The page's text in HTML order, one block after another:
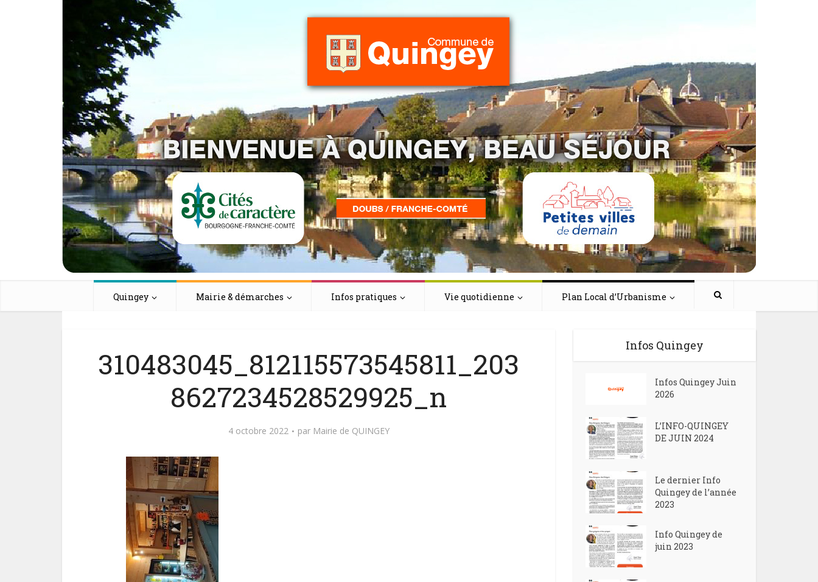
Quingey Mairie & démarches Infos pratiques Vie quotidienne Plan Local d’Urbanisme
310483045_812115573545811_203
8627234528529925_n
4 octobre 2022 par Mairie de QUINGEY
Infos Quingey
Infos Quingey Juin
2026
L’INFO-QUINGEY
DE JUIN 2024
Le dernier Info
Quingey de l’année
2023
Info Quingey de
juin 2023